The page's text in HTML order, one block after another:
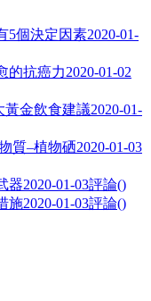
5個決定因素2020-01-
的抗癌力2020-01-02
黃金飲食建議2020-01-
質–植物硒2020-01-03
器2020-01-03評論()
施2020-01-03評論()